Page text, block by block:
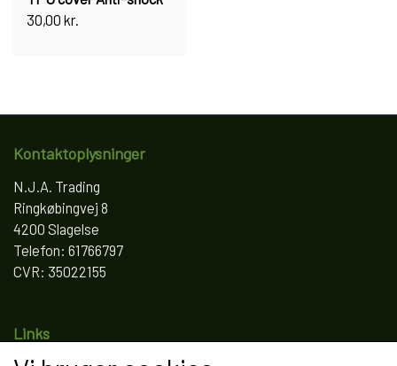
30,00 kr.
Kontaktoplysninger
N.J.A. Trading
Ringkøbingvej 8
4200 Slagelse
Telefon: 61766797
CVR: 35022155
Links